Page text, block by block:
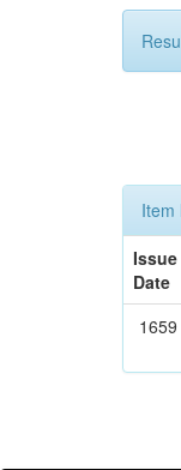
Item
Issue
Date
1659